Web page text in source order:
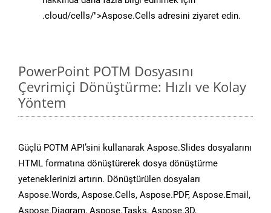
.cloud/cells/">Aspose.Cells adresini ziyaret edin.
PowerPoint POTM Dosyasını
Çevrimiçi Dönüştürme: Hızlı ve Kolay
Yöntem
Güçlü POTM API’sini kullanarak Aspose.Slides dosyalarını
HTML formatına dönüştürerek dosya dönüştürme
yeteneklerinizi artırın. Dönüştürülen dosyaları
Aspose.Words, Aspose.Cells, Aspose.PDF, Aspose.Email,
Aspose.Diagram, Aspose.Tasks, Aspose.3D,